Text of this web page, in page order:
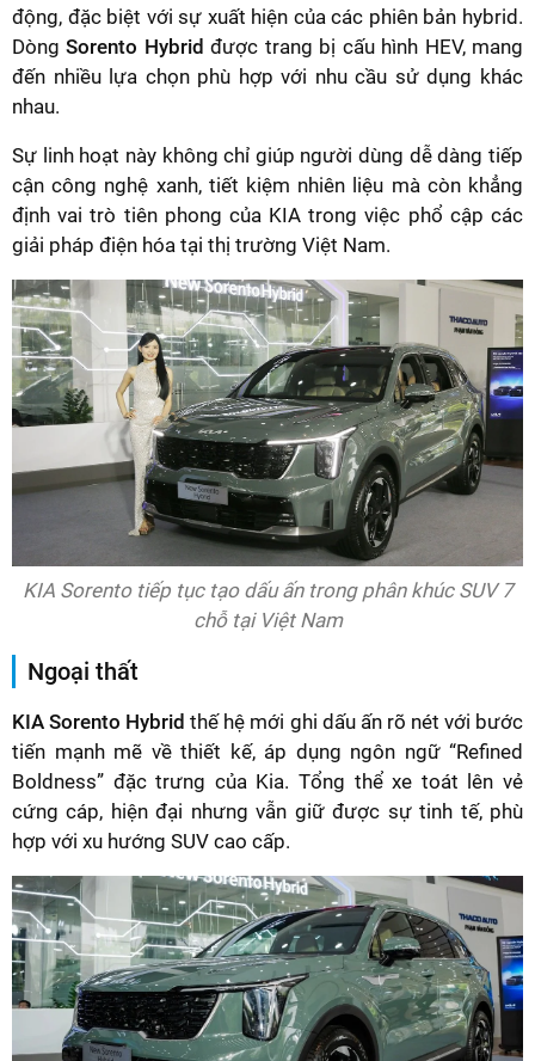
động, đặc biệt với sự xuất hiện của các phiên bản hybrid.
DòngSorento Hybrid được trang bị cấu hình HEV, mang
đến nhiều lựa chọn phù hợp với nhu cầu sử dụng khác
nhau.
Sự linh hoạt này không chỉ giúp người dùng dễ dàng tiếp
cận công nghệ xanh, tiết kiệm nhiên liệu mà còn khẳng
định vai trò tiên phong của KIA trong việc phổ cập các
giải pháp điện hóa tại thị trường Việt Nam.
KIA Sorento tiếp tục tạo dấu ấn trong phân khúc SUV 7
chỗ tại Việt Nam
Ngoại thất
KIA Sorento Hybrid thế hệ mới ghi dấu ấn rõ nét với bước
tiến mạnh mẽ về thiết kế, áp dụng ngôn ngữ “Refined
Boldness” đặc trưng của Kia. Tổng thể xe toát lên vẻ
cứng cáp, hiện đại nhưng vẫn giữ được sự tinh tế, phù
hợp với xu hướng SUV cao cấp.